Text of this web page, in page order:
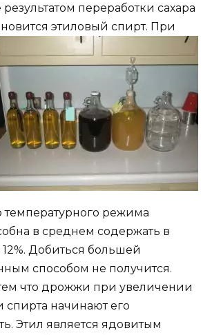
переработки сахара
этиловый спирт. При
температурного режима
в среднем содержать в
Добиться большей
способом не получится.
что дрожжи при увеличении
начинают его
Этил является ядовитым